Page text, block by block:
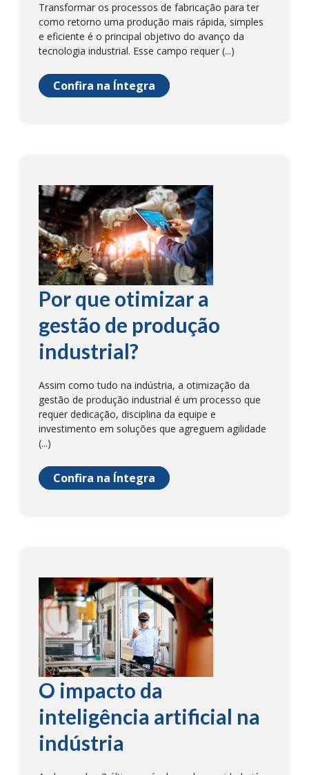
Transformar os processos de fabricação para ter
como retorno uma produção mais rápida, simples
e eficiente é o principal objetivo do avanço da
tecnologia industrial. Esse campo requer (...)
Confira na Íntegra
Por que otimizar a
gestão de produção
industrial?
Assim como tudo na indústria, a otimização da
gestão de produção industrial é um processo que
requer dedicação, disciplina da equipe e
investimento em soluções que agreguem agilidade
(...)
Confira na Íntegra
O impacto da
inteligência artificial na
indústria